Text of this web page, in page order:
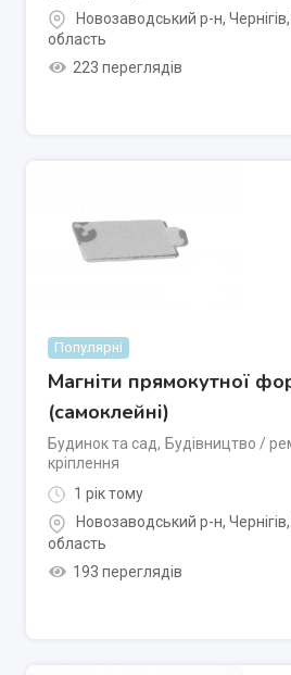
Новозаводський р-н, Чернігів,
область
223 переглядів
Популярні
Магніти прямокутної
(самоклейні)
Будинок та сад, Будівництво /
кріплення
1 рік тому
Новозаводський р-н, Чернігів,
область
193 переглядів